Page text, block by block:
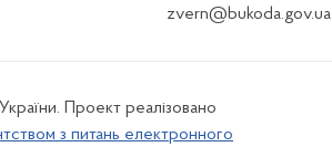
zvern@bukoda.gov.ua
Проект реалізовано
з питань електронного